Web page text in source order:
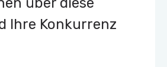
Ihre Konkurrenz